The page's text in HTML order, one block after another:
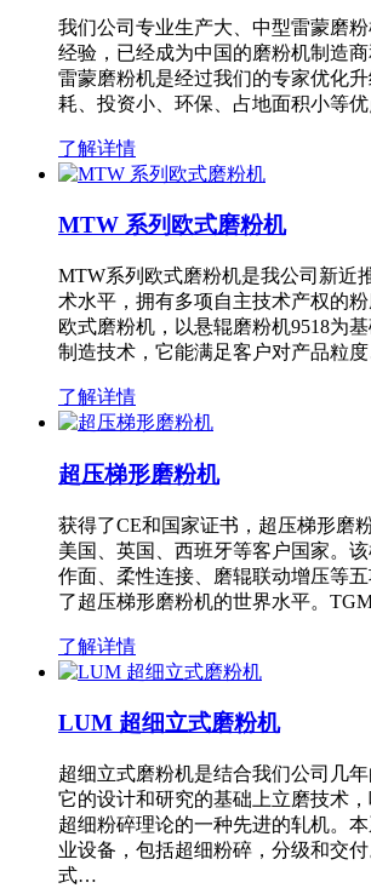
我们公司专业生产大、中型雷蒙磨
经验，已经成为中国的磨粉机制造
雷蒙磨粉机是经过我们的专家优化
耗、投资小、环保、占地面积小等
了解详情
MTW 系列欧式磨粉机
MTW系列欧式磨粉机是我公司新近
术水平，拥有多项自主技术产权的
欧式磨粉机，以悬辊磨粉机9518为
制造技术，它能满足客户对产品粒
了解详情
超压梯形磨粉机
获得了CE和国家证书，超压梯形磨
美国、英国、西班牙等客户国家。
作面、柔性连接、磨辊联动增压等
了超压梯形磨粉机的世界水平。
了解详情
LUM 超细立式磨粉机
超细立式磨粉机是结合我们公司几年
它的设计和研究的基础上立磨技术
超细粉碎理论的一种先进的轧机。
业设备，包括超细粉碎，分级和交
式…